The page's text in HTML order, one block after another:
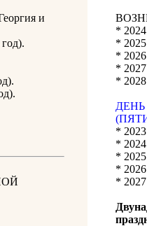
и
*
*
*
*
*
*
*
*
*
*